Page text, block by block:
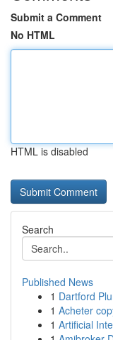
Submit a Comment
No HTML
HTML is disabled
Search
Published News
1 Dartford
1 Acheter
1 Artificial